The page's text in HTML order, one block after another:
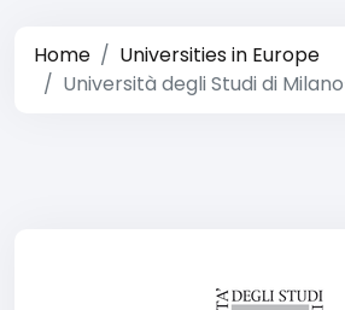
Home
Universities in Europe
Università degli Studi di